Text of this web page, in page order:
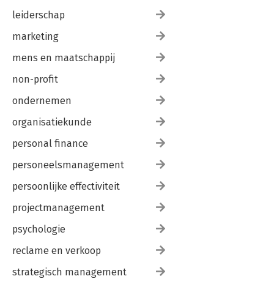
leiderschap
marketing
mens en maatschappij
non-profit
ondernemen
organisatiekunde
personal finance
personeelsmanagement
persoonlijke effectiviteit
projectmanagement
psychologie
reclame en verkoop
strategisch management